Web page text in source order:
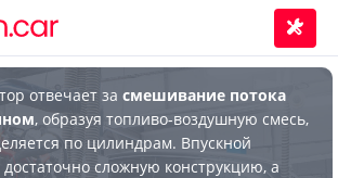
отвечает за смешивание потока
, образуя топливо-воздушную смесь,
по цилиндрам. Впускной
достаточно сложную конструкцию, а